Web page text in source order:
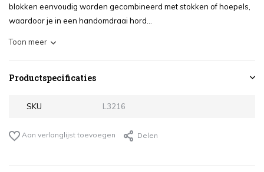
blokken eenvoudig worden gecombineerd met stokken of hoepels,
waardoor je in een handomdraai hord...
Toon meer
Productspecificaties
SKU L3216
Aan verlanglijst toevoegen Delen